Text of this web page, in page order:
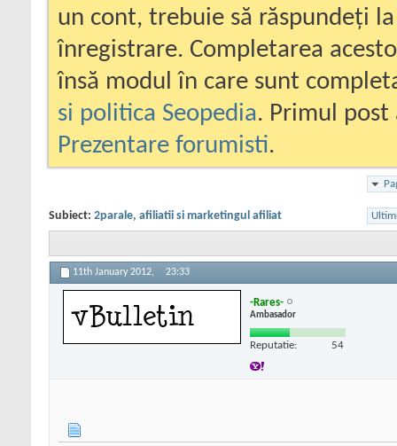
un cont, trebuie să răspundeți
înregistrare. Completarea
însă modul în care sunt
si politica Seopedia. Primul
Prezentare forumisti.
Subiect: 2parale, afiliatii si marketingul afiliat
11th January 2012, 23:33
-Rares-
Ambasador
Reputatie: 54